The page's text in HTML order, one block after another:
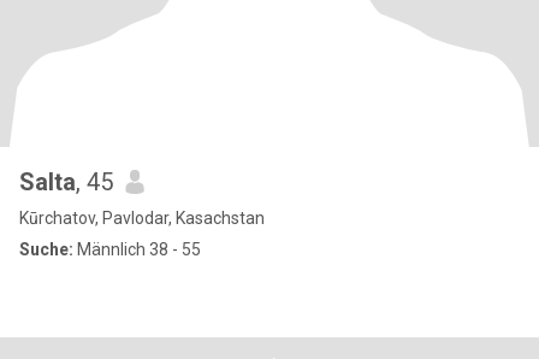
Salta, 45
Kūrchatov, Pavlodar, Kasachstan
Suche: Männlich 38 - 55